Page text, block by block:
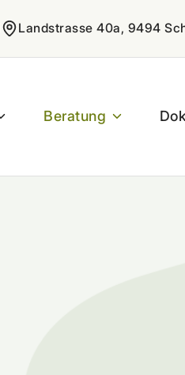
Landstrasse 40a, 9494
Beratung